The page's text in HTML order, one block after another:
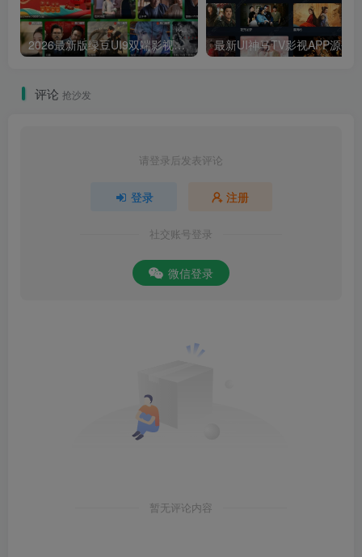
2026最新版绿豆UI9双端影视APP源码
评论 抢沙发
请登录后发表评论
登录 注册
社交账号登录
微信登录
暂无评论内容